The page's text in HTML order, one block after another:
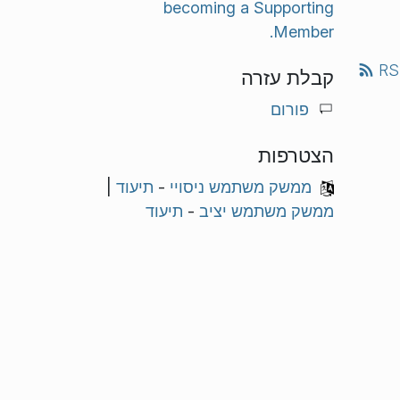
becoming a Supporting
Member.
קבלת עזרה
פורום
הצטרפות
ממשק משתמש ניסויי - תיעוד
ממשק משתמש יציב - תיעוד